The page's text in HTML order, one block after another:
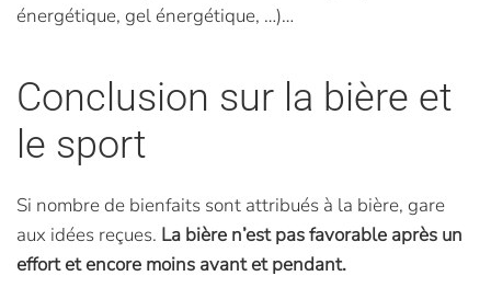
énergétique, gel énergétique, …)…
Conclusion sur la bière et
le sport
Si nombre de bienfaits sont attribués à la bière, gare
aux idées reçues. La bière n’est pas favorable après un
effort et encore moins avant et pendant.